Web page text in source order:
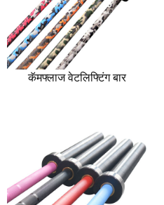
कॅमफ्लाज वेटलिफ्टिंग बार